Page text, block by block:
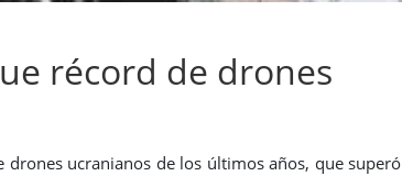
récord de drones
ucranianos de los últimos años, que superó